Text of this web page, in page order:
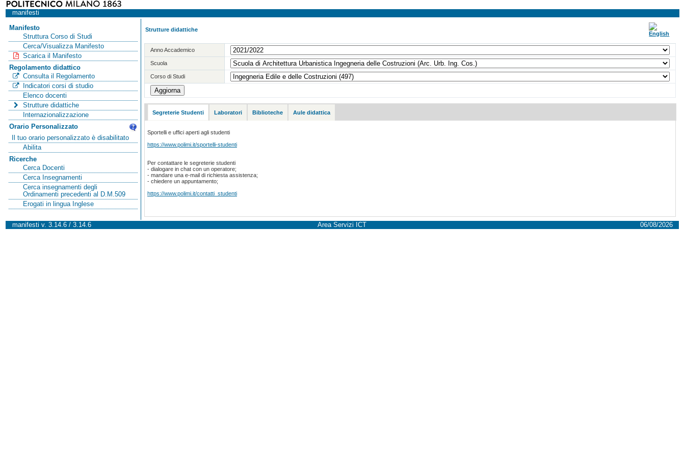
manifesti
Manifesto
Struttura Corso di Studi
Cerca/Visualizza Manifesto
Scarica il Manifesto
Regolamento didattico
Consulta il Regolamento
Indicatori corsi di studio
Elenco docenti
Strutture didattiche
Internazionalizzazione
Orario Personalizzato
Il tuo orario personalizzato è disabilitato
Abilita
Ricerche
Cerca Docenti
Cerca Insegnamenti
Cerca insegnamenti degli
Ordinamenti precedenti al D.M.509
Erogati in lingua Inglese
Strutture didattiche
Anno Accademico
Scuola
Corso di Studi
Segreterie Studenti Laboratori Biblioteche Aule didattica
Sportelli e uffici aperti agli studenti
https://www.polimi.it/sportelli-studenti
Per contattare le segreterie studenti
- dialogare in chat con un operatore;
- mandare una e-mail di richiesta assistenza;
- chiedere un appuntamento;
https://www.polimi.it/contatti_studenti
manifesti v. 3.14.6 / 3.14.6 Area Servizi ICT 06/08/2026